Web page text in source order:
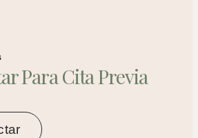
Para Cita Previa